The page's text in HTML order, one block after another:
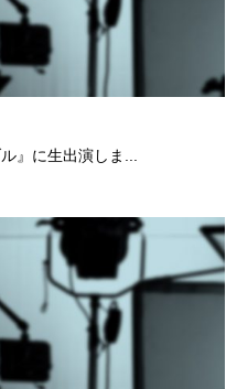
』に生出演しま...